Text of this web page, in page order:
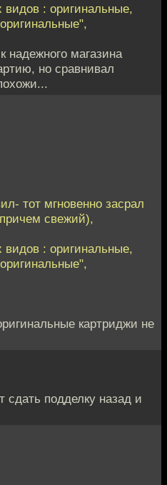
: оригинальные,
надежного магазина
но сравнивал
тот мгновенно засрал
свежий),
: оригинальные,
картриджи не
сдать подделку назад и